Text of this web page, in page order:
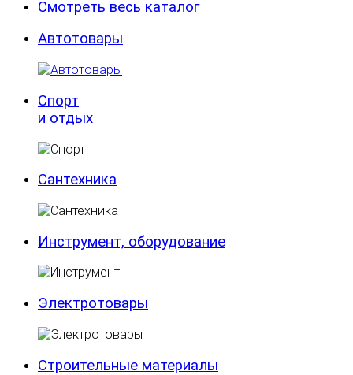
Смотреть весь каталог
Автотовары
Спорт
и отдых
Сантехника
Инструмент, оборудование
Электротовары
Строительные материалы